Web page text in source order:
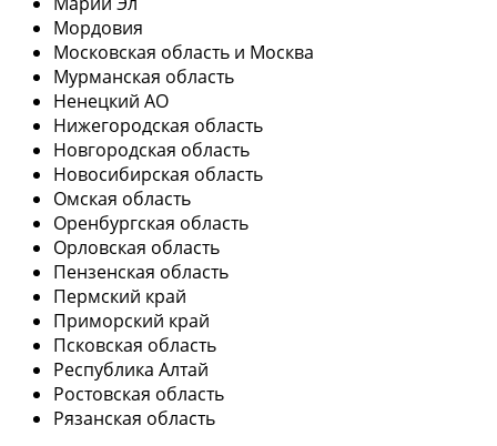
Мордовия
Московская область и Москва
Мурманская область
Ненецкий АО
Нижегородская область
Новгородская область
Новосибирская область
Омская область
Оренбургская область
Орловская область
Пензенская область
Пермский край
Приморский край
Псковская область
Республика Алтай
Ростовская область
Рязанская область